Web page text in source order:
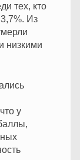
тех, кто
Из
низкими
у